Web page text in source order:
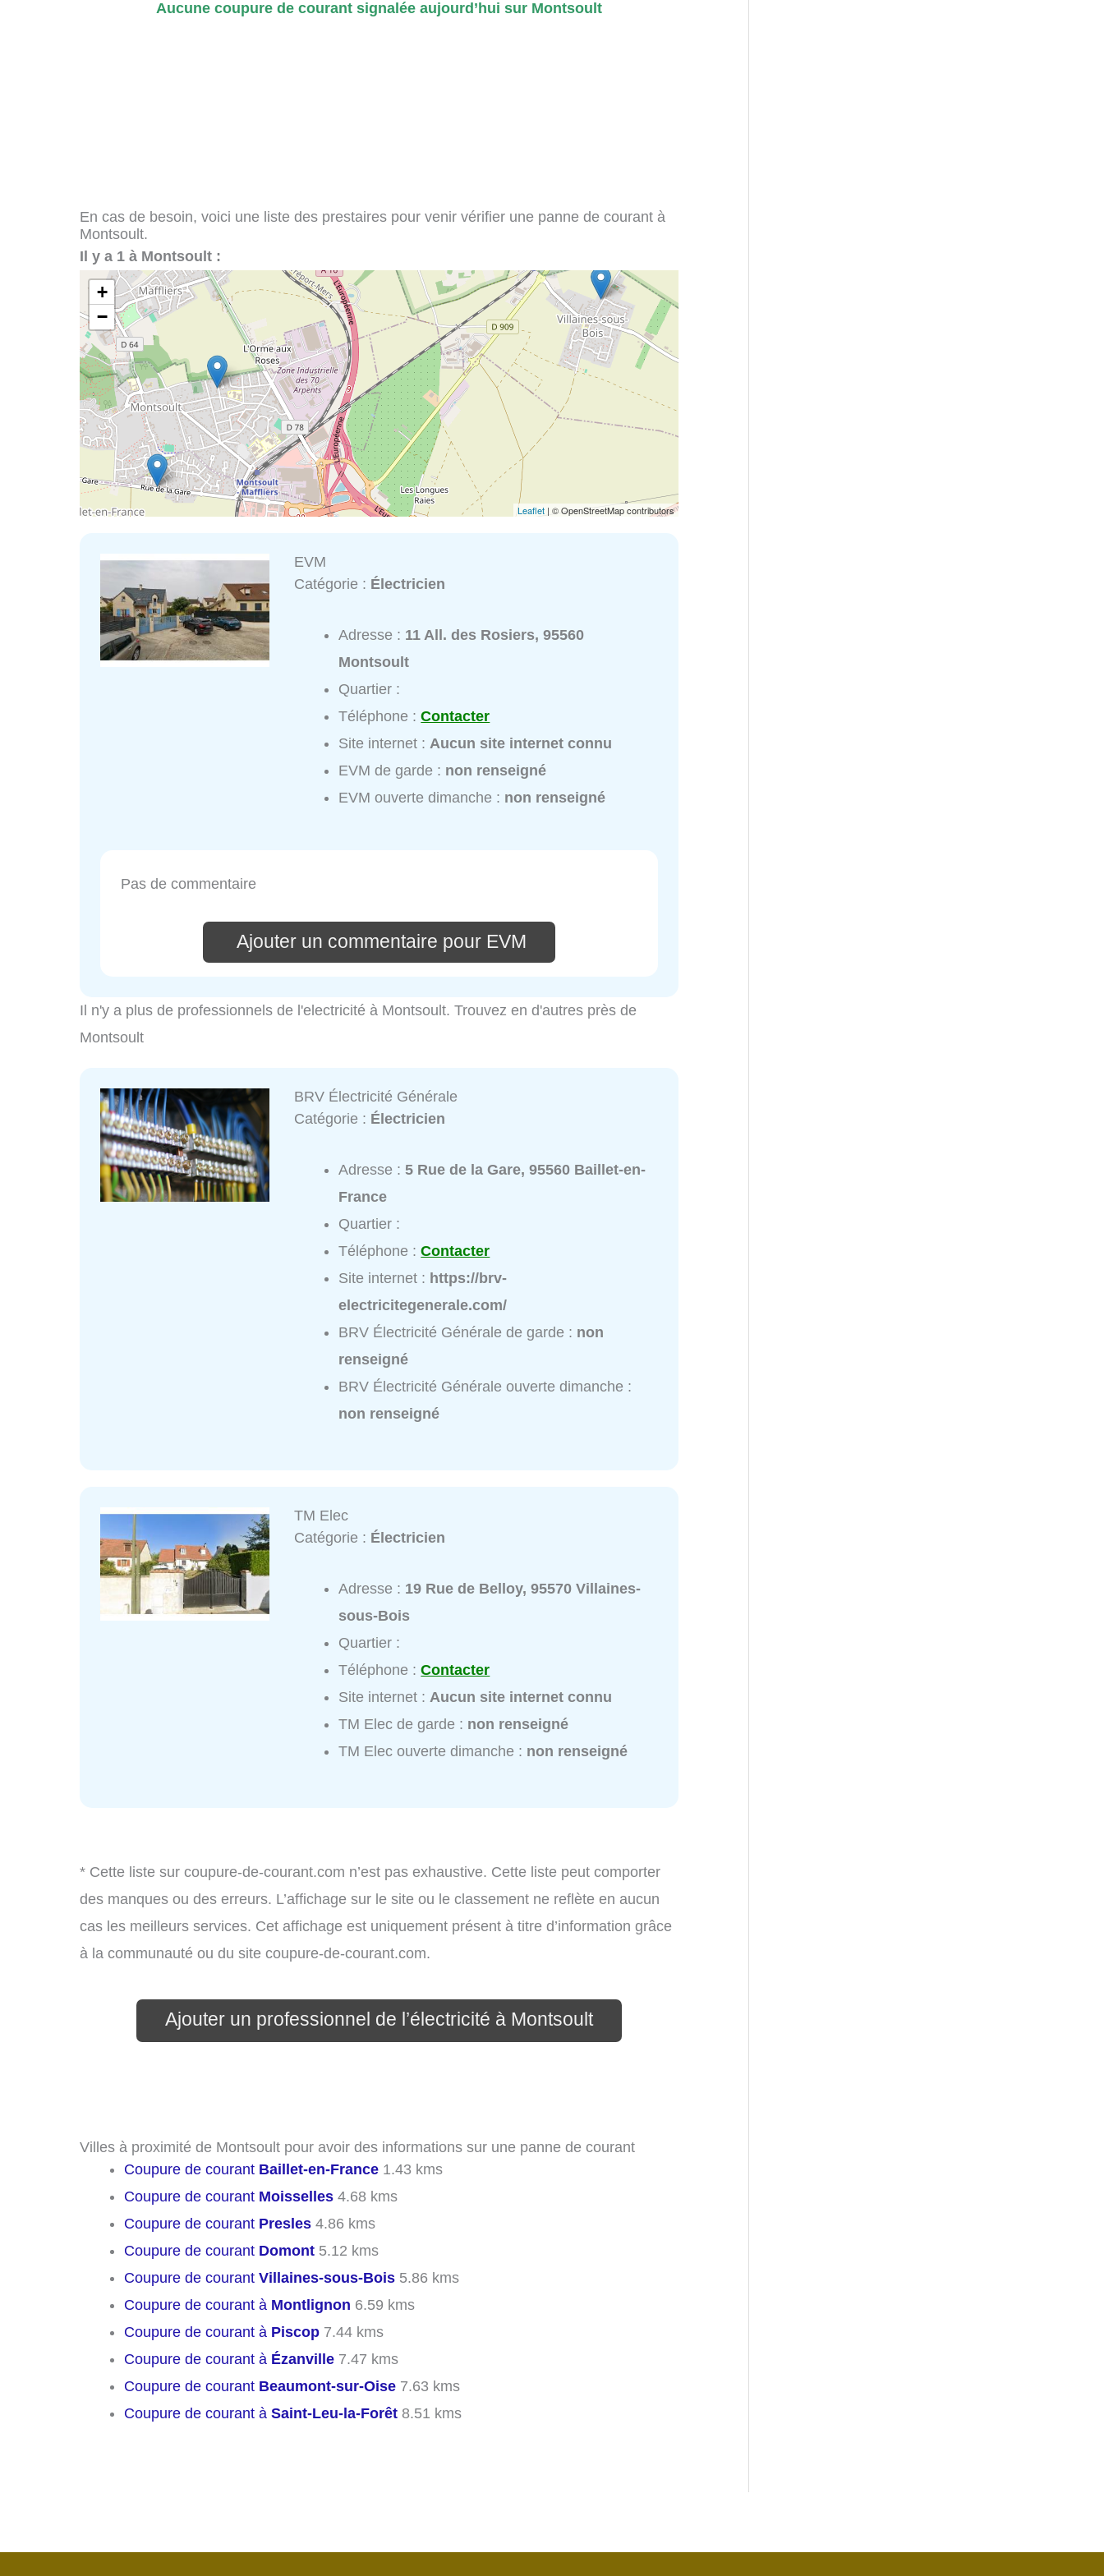
Aucune coupure de courant signalée aujourd’hui sur Montsoult
En cas de besoin, voici une liste des prestaires pour venir vérifier une panne de courant à
Montsoult.
Il y a 1 à Montsoult :
+
−
Leaflet | © OpenStreetMap contributors
EVM
Catégorie : Électricien
Adresse : 11 All. des Rosiers, 95560
Montsoult
Quartier :
Téléphone :Contacter
Site internet : Aucun site internet connu
EVM de garde : non renseigné
EVM ouverte dimanche : non renseigné
Pas de commentaire
Ajouter un commentaire pour EVM
Il n'y a plus de professionnels de l'electricité à Montsoult. Trouvez en d'autres près de
Montsoult
BRV Électricité Générale
Catégorie : Électricien
Adresse :5 Rue de la Gare, 95560 Baillet-en-
France
Quartier :
Téléphone :Contacter
Site internet : https://brv-
electricitegenerale.com/
BRV Électricité Générale de garde : non
renseigné
BRV Électricité Générale ouverte dimanche :
non renseigné
TM Elec
Catégorie : Électricien
Adresse : 19 Rue de Belloy, 95570 Villaines-
sous-Bois
Quartier :
Téléphone :Contacter
Site internet : Aucun site internet connu
TM Elec de garde : non renseigné
TM Elec ouverte dimanche : non renseigné
* Cette liste sur coupure-de-courant.com n’est pas exhaustive. Cette liste peut comporter
des manques ou des erreurs. L’affichage sur le site ou le classement ne reflète en aucun
cas les meilleurs services. Cet affichage est uniquement présent à titre d’information grâce
à la communauté ou du site coupure-de-courant.com.
Ajouter un professionnel de l’électricité à Montsoult
Villes à proximité de Montsoult pour avoir des informations sur une panne de courant
Coupure de courant Baillet-en-France 1.43 kms
Coupure de courant Moisselles 4.68 kms
Coupure de courant Presles 4.86 kms
Coupure de courant Domont 5.12 kms
Coupure de courant Villaines-sous-Bois 5.86 kms
Coupure de courant à Montlignon 6.59 kms
Coupure de courant à Piscop 7.44 kms
Coupure de courant à Ézanville 7.47 kms
Coupure de courant Beaumont-sur-Oise 7.63 kms
Coupure de courant à Saint-Leu-la-Forêt 8.51 kms